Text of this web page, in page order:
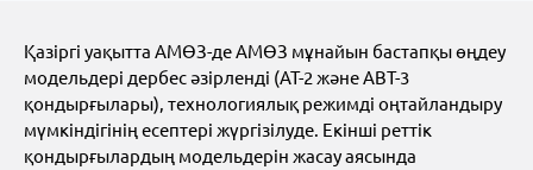
Қазіргі уақытта АМӨЗ-де АМӨЗ мұнайын бастапқы өңдеу
модельдері дербес әзірленді (АТ-2 және АВТ-3
қондырғылары), технологиялық режимді оңтайландыру
мүмкіндігінің есептері жүргізілуде. Екінші реттік
қондырғылардың модельдерін жасау аясында